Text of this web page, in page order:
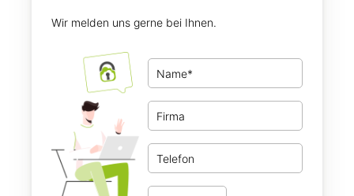
Wir melden uns gerne bei Ihnen.
N
a
m
*
F
i
r
m
a
T
e
W